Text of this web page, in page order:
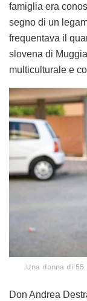
famiglia era
segno di un
frequentava il
slovena di
multiculturale e
Una donna di
Don Andrea